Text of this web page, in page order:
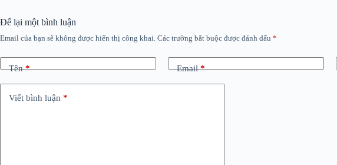
Để lại một bình luận
Email của bạn sẽ không được hiển thị công khai. Các trường bắt buộc được đánh dấu *
Tên* Email*
Viết bình luận *